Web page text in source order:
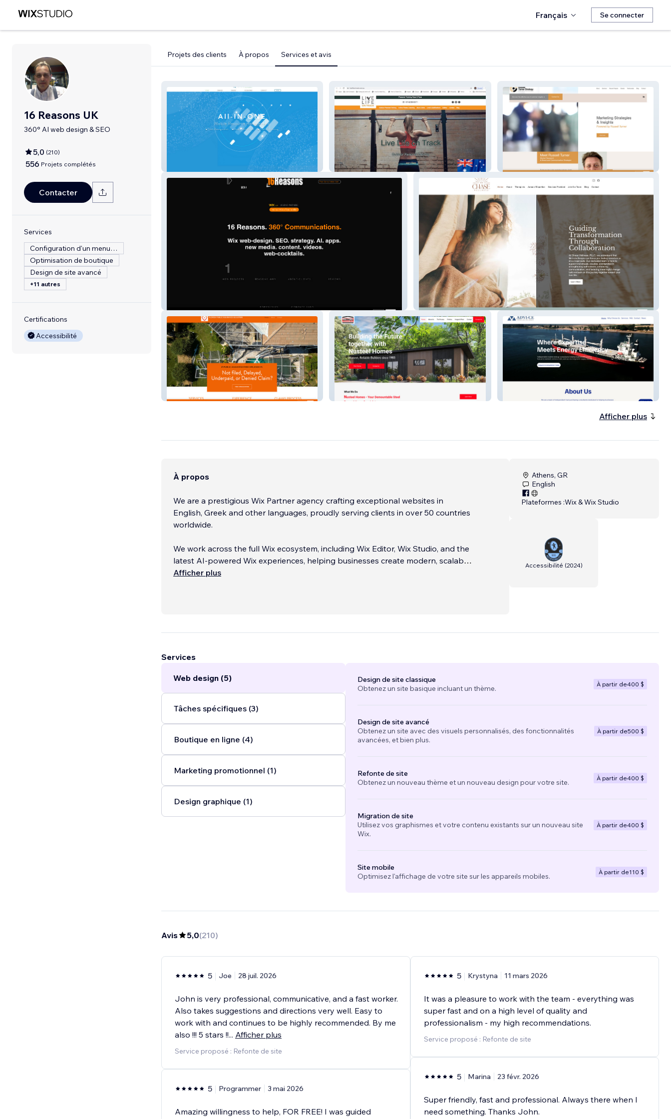
Français Se connecter
16 Reasons UK
360° AI web design & SEO
5,0 (210)
556 Projets complétés
Contacter
Services
Configuration d'un menu de restaurant
Optimisation de boutique
Design de site avancé
+11 autres
Certifications
Accessibilité
Projets des clients À propos Services et avis
Live Life on Track Russell Turner
Chase Wellness, PLLC
Public Insurance Adj Nusteel Homes
Afficher plus
À propos
We are a prestigious Wix Partner agency crafting exceptional websites in
English, Greek and other languages, proudly serving clients in over 50 countries
worldwide.
We work across the full Wix ecosystem, including Wix Editor, Wix Studio, and the
latest AI-powered Wix experiences, helping businesses create modern, scalable,
and growth-oriented digital platforms.
Afficher plus
Athens, GR
English
Plateformes :Wix & Wix Studio
Accessibilité (2024)
Services
Web design (5)
Tâches spécifiques (3)
Boutique en ligne (4)
Marketing promotionnel (1)
Design graphique (1)
Design de site classique
Obtenez un site basique incluant un thème.
À partir de400 $
Design de site avancé
Obtenez un site avec des visuels personnalisés, des fonctionnalités
avancées, et bien plus.
À partir de500 $
Refonte de site
Obtenez un nouveau thème et un nouveau design pour votre site.
À partir de400 $
Migration de site
Utilisez vos graphismes et votre contenu existants sur un nouveau site
Wix.
À partir de400 $
Site mobile
Optimisez l'affichage de votre site sur les appareils mobiles.
À partir de110 $
Avis 5,0(210)
5 Joe 28 juil. 2026
John is very professional, communicative, and a fast worker.
Also takes suggestions and directions very well. Easy to
work with and continues to be highly recommended. By me
also !!! 5 stars !!... Afficher plus
Service proposé : Refonte de site
5 Programmer 3 mai 2026
Amazing willingness to help, FOR FREE! I was guided
5 Krystyna 11 mars 2026
It was a pleasure to work with the team - everything was
super fast and on a high level of quality and
professionalism - my high recommendations.
Service proposé : Refonte de site
5 Marina 23 févr. 2026
Super friendly, fast and professional. Always there when I
need something. Thanks John.